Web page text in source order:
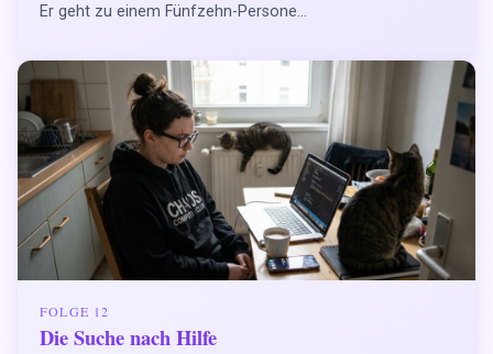
Er geht zu einem Fünfzehn-Persone...
FOLGE 12
Die Suche nach Hilfe